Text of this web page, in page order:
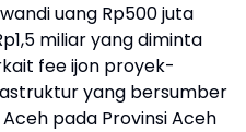
uang Rp500 juta
miliar yang diminta
fee ijon proyek-
yang bersumber
pada Provinsi Aceh